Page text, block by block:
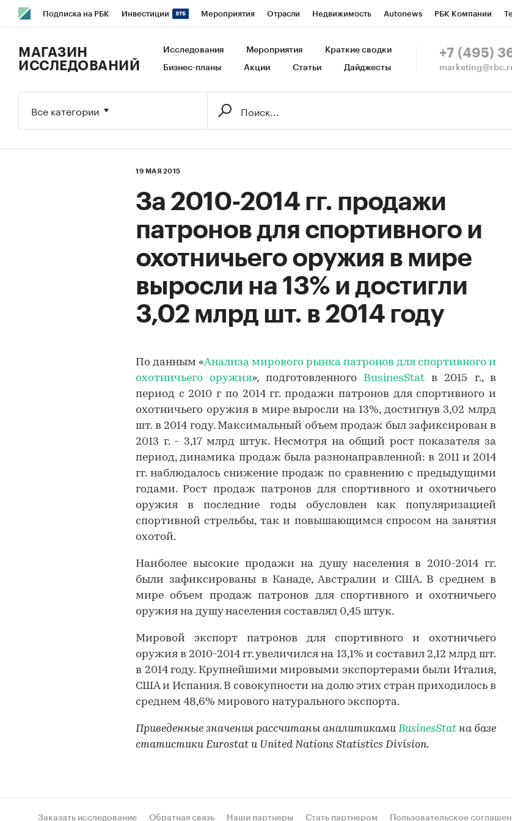
Подписка на РБК Инвестиции Мероприятия Отрасли Недвижимость Autonews РБК Компании
Исследования Кредитные рейтинги Франшизы Газета Спецпроекты СПб Конференции СПб
МАГАЗИН
ИССЛЕДОВАНИЙ
Исследования Мероприятия Краткие сводки
Бизнес-планы Акции Статьи Дайджесты
+7 (495)
Все категории
19 МАЯ 2015
За 2010-2014 гг. продажи
патронов для спортивного и
охотничьего оружия в мире
выросли на 13% и достигли
3,02 млрд шт. в 2014 году
По данным «Анализа мирового рынка патронов для спортивного и
охотничьего оружия», подготовленного BusinesStatв 2015 г., в
период с 2010 г по 2014 гг. продажи патронов для спортивного и
охотничьего оружия в мире выросли на 13%, достигнув 3,02 млрд
шт. в 2014 году. Максимальный объем продаж был зафиксирован в
2013 г. - 3,17 млрд штук. Несмотря на общий рост показателя за
период, динамика продаж была разнонаправленной: в 2011 и 2014
гг. наблюдалось снижение продаж по сравнению с предыдущими
годами. Рост продаж патронов для спортивного и охотничьего
оружия в последние годы обусловлен как популяризацией
спортивной стрельбы, так и повышающимся спросом на занятия
охотой.
Наиболее высокие продажи на душу населения в 2010-2014 гг.
были зафиксированы в Канаде, Австралии и США. В среднем в
мире объем продаж патронов для спортивного и охотничьего
оружия на душу населения составлял 0,45 штук.
Мировой экспорт патронов для спортивного и охотничьего
оружия в 2010-2014 гг. увеличился на 13,1% и составил 2,12 млрд шт.
в 2014 году. Крупнейшими мировыми экспортерами были Италия,
США и Испания. В совокупности на долю этих стран приходилось в
среднем 48,6% мирового натурального экспорта.
Приведенные значения рассчитаны аналитиками BusinesStat на базе
статистики Eurostat и United Nations Statistics Division.
Заказать исследование Обратная связь Наши партнеры Стать партнером Пользовательское